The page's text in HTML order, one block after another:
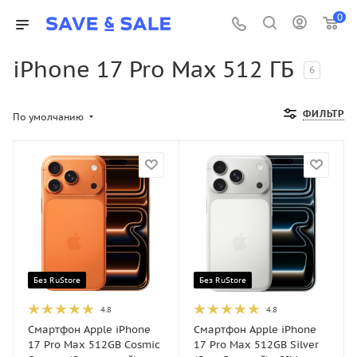
0
iPhone 17 Pro Max 512 ГБ 6
ФИЛЬТР
По умолчанию
Без RuStore
4.8
Смартфон Apple iPhone
17 Pro Max 512GB Cosmic
Без RuStore
4.8
Смартфон Apple iPhone
17 Pro Max 512GB Silver